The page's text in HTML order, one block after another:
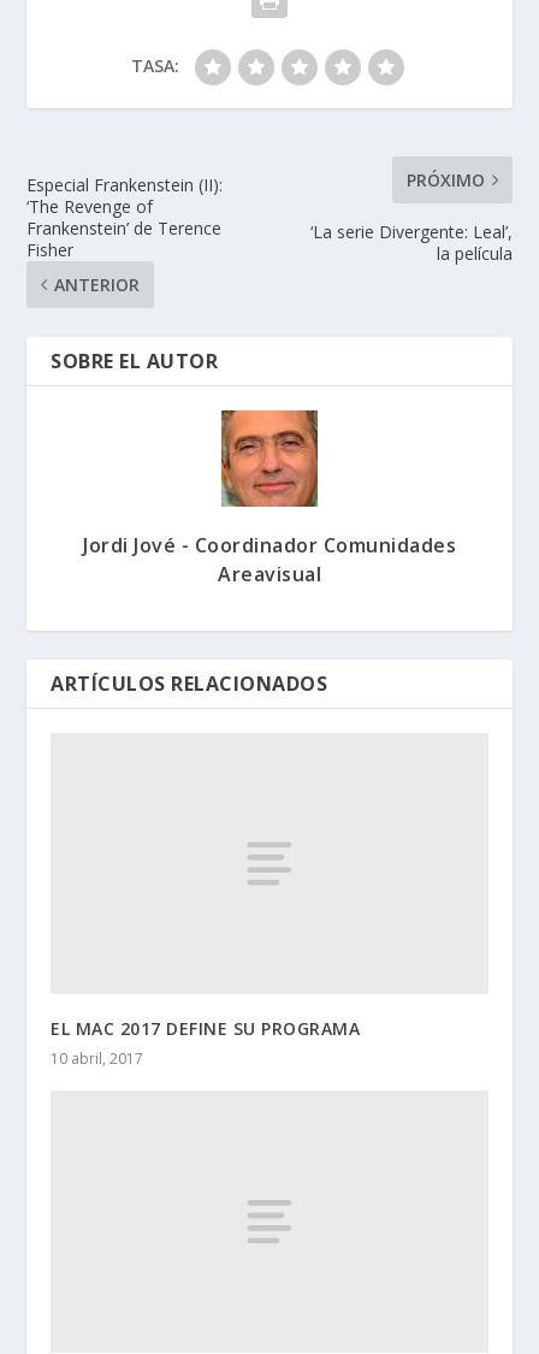
TASA:
Especial Frankenstein (II):
‘The Revenge of
Frankenstein’ de Terence
Fisher
ANTERIOR
PRÓXIMO
‘La serie Divergente: Leal’,
la película
SOBRE EL AUTOR
Jordi Jové - Coordinador Comunidades
Areavisual
ARTÍCULOS RELACIONADOS
EL MAC 2017 DEFINE SU PROGRAMA
10 abril, 2017